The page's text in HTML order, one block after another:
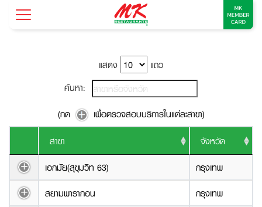
แสดง
แถว
ค้นหา:
(กด
เพื่อตรวจสอบบริการในแต่ละสาขา)
สาขา
จังหวัด
เอกมัย(สุขุมวิท 63)
กรุงเทพ
สยามพารากอน
กรุงเทพ